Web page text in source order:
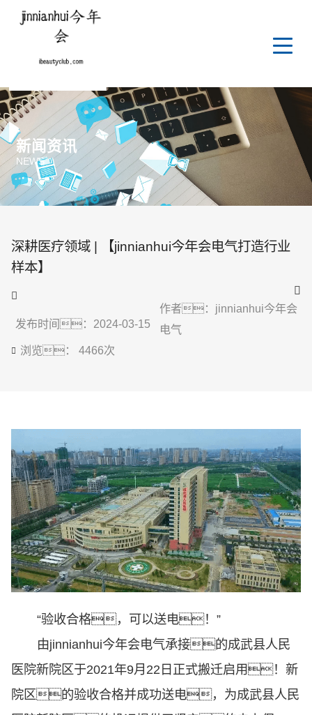
新闻资讯
NEWS
深耕医疗领域 | 【jinnianhui今年会电气打造行业
样本】
发布时间：2024-03-15
作者：jinnianhui今年会
电气
浏览： 4466次
“验收合格，可以送电！”
由jinnianhui今年会电气承接的成武县人民
医院新院区于2021年9月22日正式搬迁启用！新
院区的验收合格并成功送电，为成武县人民